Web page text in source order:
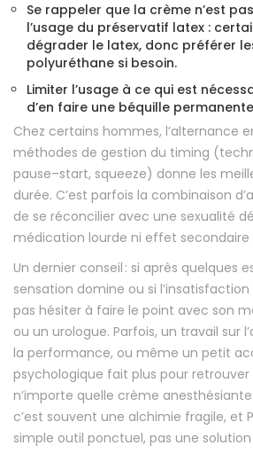
Se rappeler que la crème n’est
l’usage du préservatif latex :
dégrader le latex, donc préférer
polyuréthane si besoin.
Limiter l’usage à ce qui est
d’en faire une béquille
Chez certains hommes, l’alternance
méthodes de gestion du timing
pause–start, squeeze) donne les
durée. C’est parfois la combinaison
de se réconcilier avec une sexualité
médication lourde ni effet secondaire
Un dernier conseil : si après quelques
sensation domine ou si l’insatisfaction
pas hésiter à faire le point avec son
ou un urologue. Parfois, un travail sur
la performance, ou même un petit
psychologique fait plus pour retrouver
n’importe quelle crème
c’est souvent une alchimie fragile, et
simple outil ponctuel, pas une solution